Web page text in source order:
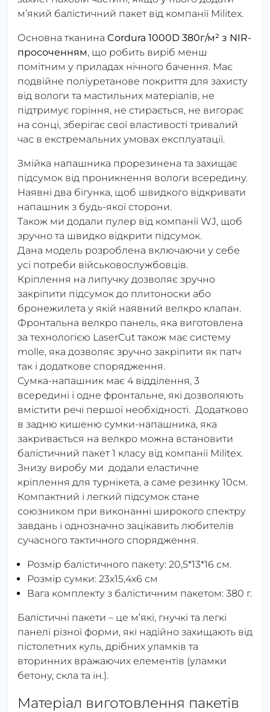
мʼякий балістичний пакет від компанії Militex.
Основна тканина Cordura 1000D 380г/м² з NIR-
просоченням, що робить виріб менш
помітним у приладах нічного бачення. Має
подвійне поліуретанове покриття для захисту
від вологи та мастильних матеріалів, не
підтримує горіння, не стирається, не вигорає
на сонці, зберігає свої властивості тривалий
час в екстремальних умовах експлуатації.
Змійка напашника прорезинена та захищає
підсумок від проникнення вологи всередину.
Наявні два бігунка, щоб швидкого відкривати
напашник з будь-якої сторони.
Також ми додали пулер від компанії WJ, щоб
зручно та швидко відкрити підсумок.
Дана модель розроблена включаючи у себе
усі потреби військовослужбовців.
Кріплення на липучку дозволяє зручно
закріпити підсумок до плитоноски або
бронежилета у якій наявний велкро клапан.
Фронтальна велкро панель, яка виготовлена
за технологією LaserCut також має систему
molle, яка дозволяє зручно закріпити як патч
так і додаткове спорядження.
Сумка-напашник має 4 відділення, 3
всередині і одне фронтальне, які дозволяють
вмістити речі першої необхідності. Додатково
в задню кишеню сумки-напашника, яка
закривається на велкро можна встановити
балістичний пакет 1 класу від компанії Militex.
Знизу виробу ми додали еластичне
кріплення для турнікета, а саме резинку 10см.
Компактний і легкий підсумок стане
союзником при виконанні широкого спектру
завдань і однозначно зацікавить любителів
сучасного тактичного спорядження.
Розмір балістичного пакету: 20,5*13*16 см.
Розмір сумки: 23х15,4х6 см
Вага комплекту з балістичним пакетом: 380 г.
Балістичні пакети – це м’які, гнучкі та легкі
панелі різної форми, які надійно захищають від
пістолетних куль, дрібних уламків та
вторинних вражаючих елементів (уламки
бетону, скла та ін.).
Матеріал виготовлення пакетів